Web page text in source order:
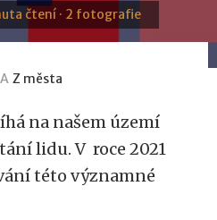
čtení · 2 fotografie
Z města
na našem území
lidu. V roce 2021
této významné